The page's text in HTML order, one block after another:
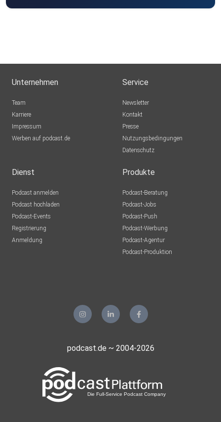
Unternehmen
Team
Karriere
Impressum
Werben auf podcast.de
Service
Newsletter
Kontakt
Presse
Nutzungsbedingungen
Datenschutz
Dienst
Podcast anmelden
Podcast hochladen
Podcast-Events
Registrierung
Anmeldung
Produkte
Podcast-Beratung
Podcast-Jobs
Podcast-Push
Podcast-Werbung
Podcast-Agentur
Podcast-Produktion
podcast.de ~ 2004-2026